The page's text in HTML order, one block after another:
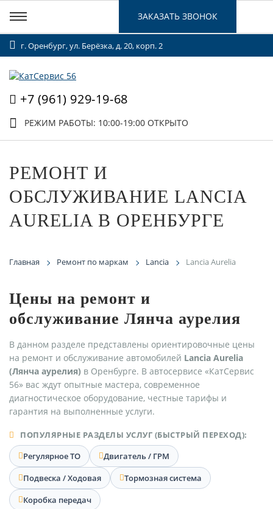
г. Оренбург, ул. Берёзка, д. 20, корп. 2
+7 (961) 929-19-68
РЕЖИМ РАБОТЫ: 10:00-19:00 ОТКРЫТО
ЗАКАЗАТЬ ЗВОНОК
РЕМОНТ И
ОБСЛУЖИВАНИЕ LANCIA
AURELIA В ОРЕНБУРГЕ
Главная Ремонт по маркам Lancia Lancia Aurelia
Цены на ремонт и
обслуживание Лянча аурелия
В данном разделе представлены ориентировочные цены
на ремонт и обслуживание автомобилей Lancia Aurelia
(Лянча аурелия) в Оренбурге. В автосервисе «КатСервис
56» вас ждут опытные мастера, современное
диагностическое оборудование, честные тарифы и
гарантия на выполненные услуги.
ПОПУЛЯРНЫЕ РАЗДЕЛЫ УСЛУГ (БЫСТРЫЙ ПЕРЕХОД):
Регулярное ТО
Двигатель / ГРМ
Подвеска / Ходовая
Тормозная система
Коробка передач